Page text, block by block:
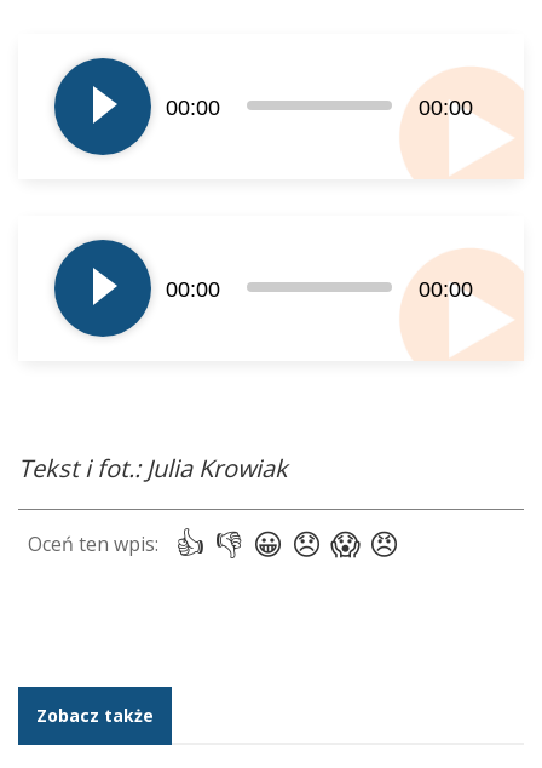
plików
dźwiękowych
00:00 00:00
plików
dźwiękowych
00:00 00:00
Tekst i fot.: Julia Krowiak
Zobacz także